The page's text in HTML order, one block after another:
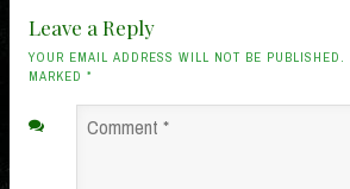
Leave a Reply
YOUR EMAIL ADDRESS WILL NOT BE PUBLISHED.
MARKED *
Comment